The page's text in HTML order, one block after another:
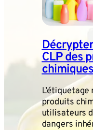
CLP des
produits
utilisateurs
dangers